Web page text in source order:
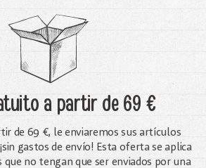
a partir de 69 €
de 69 €, le enviaremos sus artículos
gastos de envío! Esta oferta se aplica
no tengan que ser enviados por una